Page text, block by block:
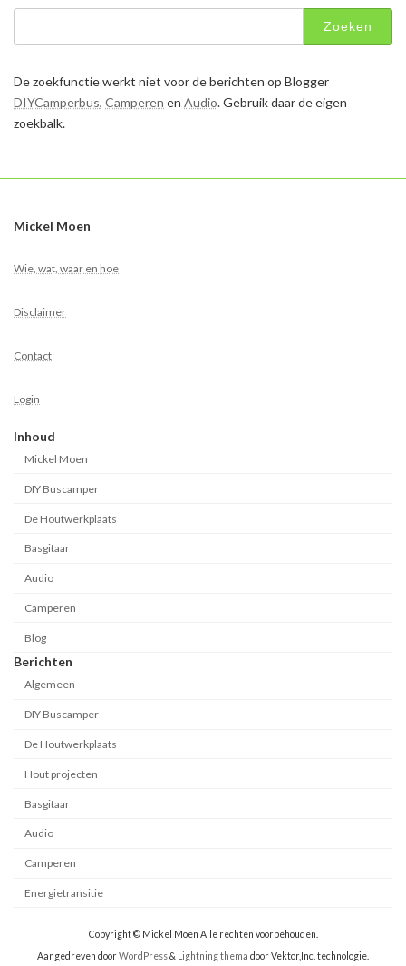
Zoeken
De zoekfunctie werkt niet voor de berichten op Blogger
DIYCamperbus, Camperen en Audio. Gebruik daar de eigen
zoekbalk.
Mickel Moen
Wie, wat, waar en hoe
Disclaimer
Contact
Login
Inhoud
Mickel Moen
DIY Buscamper
De Houtwerkplaats
Basgitaar
Audio
Camperen
Blog
Berichten
Algemeen
DIY Buscamper
De Houtwerkplaats
Hout projecten
Basgitaar
Audio
Camperen
Energietransitie
Copyright © Mickel Moen Alle rechten voorbehouden.
Aangedreven doorWordPress& Lightning thema door Vektor,Inc. technologie.